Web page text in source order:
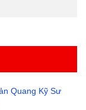
Quang Kỹ Sư